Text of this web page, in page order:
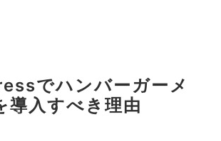
でハンバーガーメ
導入すべき理由